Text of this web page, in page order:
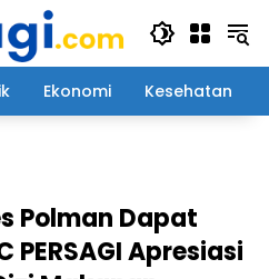
Ekonomi Kesehatan
Polman Dapat
PERSAGI Apresiasi